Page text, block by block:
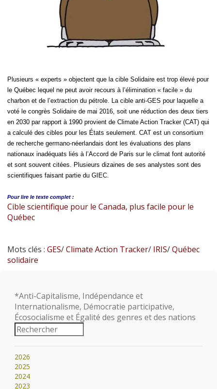
Plusieurs « experts » objectent que la cible Solidaire est trop élevé pour
le Québec lequel ne peut avoir recours à l’élimination « facile » du
charbon et de l’extraction du pétrole. La cible anti-GES pour laquelle a
voté le congrès Solidaire de mai 2016, soit une réduction des deux tiers
en 2030 par rapport à 1990 provient de Climate Action Tracker (CAT) qui
a calculé des cibles pour les États seulement. CAT est un consortium
de recherche germano-néerlandais dont les évaluations des plans
nationaux inadéquats liés à l’Accord de Paris sur le climat font autorité
et sont souvent citées. Plusieurs dizaines de ses analystes sont des
scientifiques faisant partie du GIEC.
Pour lire le texte complet :
Cible scientifique pour le Canada, plus facile pour le
Québec
Mots clés : GES/Climate Action Tracker/ IRIS/Québec
solidaire
*Anti-Capitalisme, Indépendance et
Internationalisme, Démocratie participative,
Écosocialisme et Égalité des genres et des nations
2026
2025
2024
2023